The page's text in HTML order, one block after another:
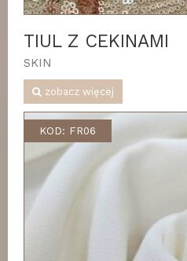
TIUL Z CEKINAMI
SKIN
zobacz więcej
KOD: FR06